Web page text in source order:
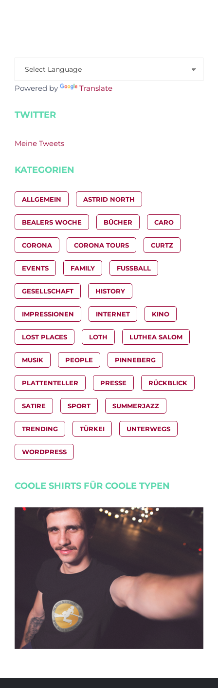
Powered by Translate
TWITTER
Meine Tweets
KATEGORIEN
ALLGEMEIN ASTRID NORTH
BEALERS WOCHE BÜCHER CARO
CORONA CORONA TOURS CURTZ
EVENTS FAMILY FUSSBALL
GESELLSCHAFT HISTORY
IMPRESSIONEN INTERNET KINO
LOST PLACES LOTH LUTHEA SALOM
MUSIK PEOPLE PINNEBERG
PLATTENTELLER PRESSE RÜCKBLICK
SATIRE SPORT SUMMERJAZZ
TRENDING TÜRKEI UNTERWEGS
WORDPRESS
COOLE SHIRTS FÜR COOLE TYPEN